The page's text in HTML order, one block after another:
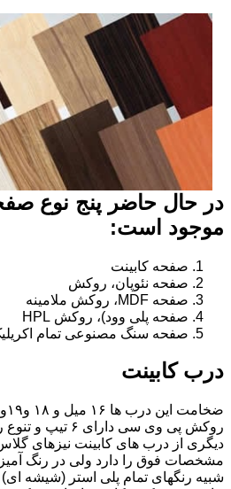
در حال حاضر پنج نوع
موجود است:
صفحه کابینت
صفحه نئوپان، روکش
صفحه MDF، روکش ملامینه
صفحه پلی وود)، روکش HPL
صفحه سنگ مصنوعی تمام
درب کابینت
روکش پی وی سی
دیگری از درب های کابینت نیزهای
مشخصات فوق را دارد ولی در رنگ
شبیه رنگهای تمام پلی استر (شیشه